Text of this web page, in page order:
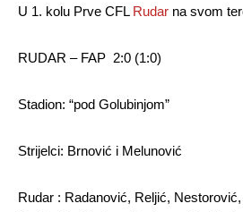
U 1. kolu Prve CFL Rudar na svom
RUDAR – FAP 2:0 (1:0)
Stadion: “pod Golubinjom”
Strijelci: Brnović i Melunović
Rudar : Radanović, Reljić,